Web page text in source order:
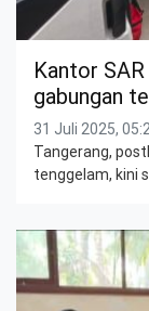
Kantor
gabungan
31 Juli 2025,
Tangerang,
tenggelam, kini